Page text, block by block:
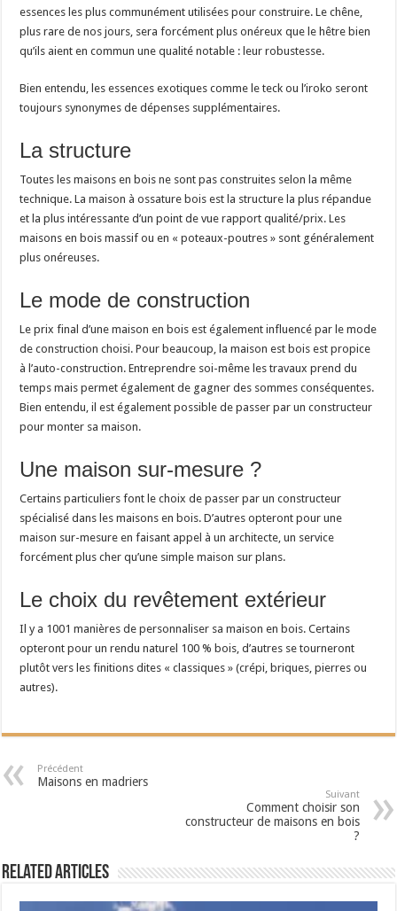
essences les plus communément utilisées pour construire. Le chêne,
plus rare de nos jours, sera forcément plus onéreux que le hêtre bien
qu’ils aient en commun une qualité notable : leur robustesse.
Bien entendu, les essences exotiques comme le teck ou l’iroko seront
toujours synonymes de dépenses supplémentaires.
La structure
Toutes les maisons en bois ne sont pas construites selon la même
technique. La maison à ossature bois est la structure la plus répandue
et la plus intéressante d’un point de vue rapport qualité/prix. Les
maisons en bois massif ou en « poteaux-poutres » sont généralement
plus onéreuses.
Le mode de construction
Le prix final d’une maison en bois est également influencé par le mode
de construction choisi. Pour beaucoup, la maison est bois est propice
à l’auto-construction. Entreprendre soi-même les travaux prend du
temps mais permet également de gagner des sommes conséquentes.
Bien entendu, il est également possible de passer par un constructeur
pour monter sa maison.
Une maison sur-mesure ?
Certains particuliers font le choix de passer par un constructeur
spécialisé dans les maisons en bois. D’autres opteront pour une
maison sur-mesure en faisant appel à un architecte, un service
forcément plus cher qu’une simple maison sur plans.
Le choix du revêtement extérieur
Il y a 1001 manières de personnaliser sa maison en bois. Certains
opteront pour un rendu naturel 100 % bois, d’autres se tourneront
plutôt vers les finitions dites « classiques » (crépi, briques, pierres ou
autres).
Précédent
Maisons en madriers
Suivant
Comment choisir son
constructeur de maisons en bois
?
Related Articles